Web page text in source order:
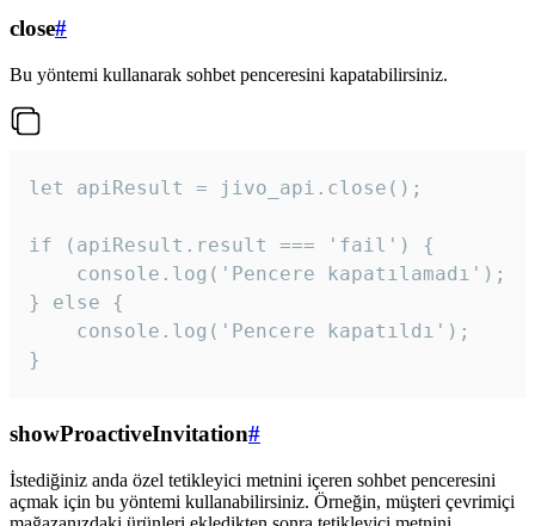
close#
Bu yöntemi kullanarak sohbet penceresini kapatabilirsiniz.
let apiResult = jivo_api.close();
if (apiResult.result === 'fail') {
    console.log('Pencere kapatılamadı');
} else {
    console.log('Pencere kapatıldı');
}
showProactiveInvitation#
İstediğiniz anda özel tetikleyici metnini içeren sohbet penceresini
açmak için bu yöntemi kullanabilirsiniz. Örneğin, müşteri çevrimiçi